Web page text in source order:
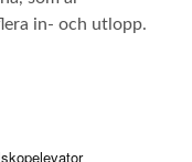
in- och utlopp.